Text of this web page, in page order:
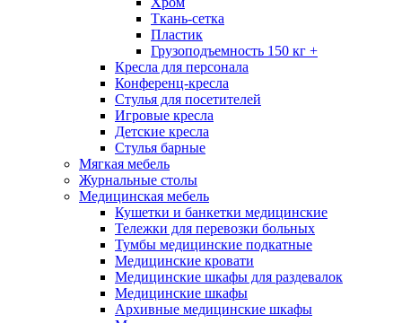
Ткань-сетка
Пластик
Грузоподъемность 150 кг +
Кресла для персонала
Конференц-кресла
Стулья для посетителей
Игровые кресла
Детские кресла
Стулья барные
Мягкая мебель
Журнальные столы
Медицинская мебель
Кушетки и банкетки медицинские
Тележки для перевозки больных
Тумбы медицинские подкатные
Медицинские кровати
Медицинские шкафы для раздевалок
Медицинские шкафы
Архивные медицинские шкафы